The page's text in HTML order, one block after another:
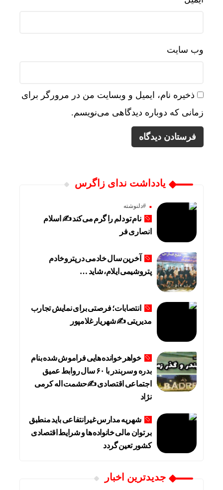
وب‌ سایت
ذخیره نام، ایمیل و وبسایت من در مرورگر برای
زمانی که دوباره دیدگاهی می‌نویسم.
یادداشت ندای زاگرس
#دلنوشته
نام تو دلم را گرم می‌کند ✍️ اسلام
انصاری فر
آخرین سال خادمی در پتروخادم
پتروشیمی ایلام، شاید …
انتصابات؛ فرصتی برای نمایش تجارب
مدیریتی ✍ شهریار غلامپور
خواهر خوانده هایی فراموش شده بنام
بدره و سربندر با ۶۰ سال روابط عمیق
اجتماعی اقتصادی ✍حشمت اله کرمی
نژاد
شهریه مدارس غیرانتفاعی باید منطبق
بر توان مالی خانواده ها و شرایط اقتصادی
کشور تعین گردد
جديدترين اخبار